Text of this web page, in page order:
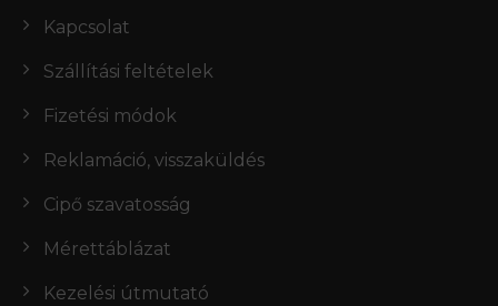
Kapcsolat
Szállítási feltételek
Fizetési módok
Reklamáció, visszaküldés
Cipő szavatosság
Mérettáblázat
Kezelési útmutató